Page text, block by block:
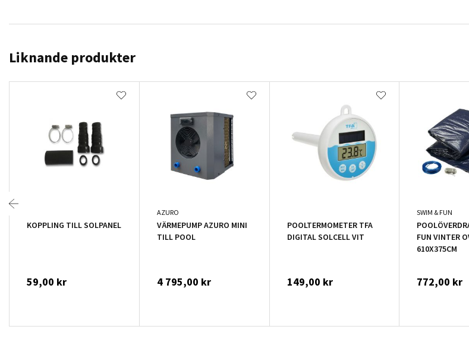
Liknande produkter
KOPPLING TILL SOLPANEL
59,00 kr
AZURO
VÄRMEPUMP AZURO MINI
TILL POOL
4 795,00 kr
POOLTERMOMETER TFA
DIGITAL SOLCELL VIT
149,00 kr
SWIM & FUN
FUN VINTER
610X375CM
772,00 kr